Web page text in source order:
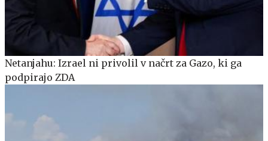
Netanjahu: Izrael ni privolil v načrt za Gazo, ki ga
podpirajo ZDA